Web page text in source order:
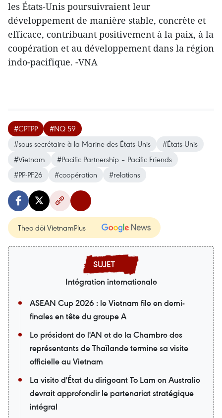
les États-Unis poursuivraient leur
développement de manière stable, concrète et
efficace, contribuant positivement à la paix, à la
coopération et au développement dans la région
indo-pacifique. -VNA
#CPTPP
#NQ 59
#sous-secrétaire à la Marine des États-Unis
#États-Unis
#Vietnam
#Pacific Partnership – Pacific Friends
#PP-PF26
#coopération #relations
Theo dõi VietnamPlus
Intégration internationale
ASEAN Cup 2026 : le Vietnam file en demi-
finales en tête du groupe A
Le président de l'AN et de la Chambre des
représentants de Thaïlande termine sa visite
officielle au Vietnam
La visite d'État du dirigeant To Lam en Australie
devrait approfondir le partenariat stratégique
intégral